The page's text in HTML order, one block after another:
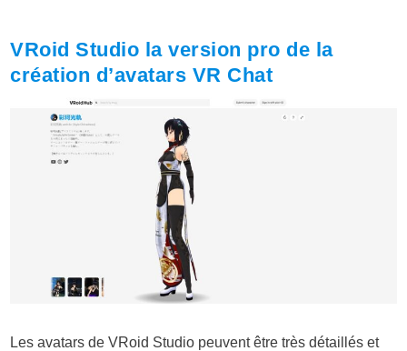
VRoid Studio la version pro de la
création d’avatars VR Chat
Les avatars de VRoid Studio peuvent être très détaillés et